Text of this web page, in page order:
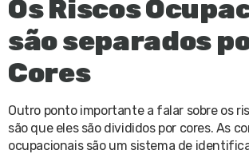
Os Riscos
são separados
Cores
Outro ponto importante a falar sobre os
são que eles são divididos por cores. As
ocupacionais são um sistema de